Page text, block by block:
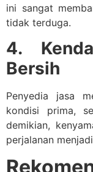
ini sangat
tidak terduga.
4.
Bersih
Penyedia jasa
kondisi prima,
demikian,
perjalanan